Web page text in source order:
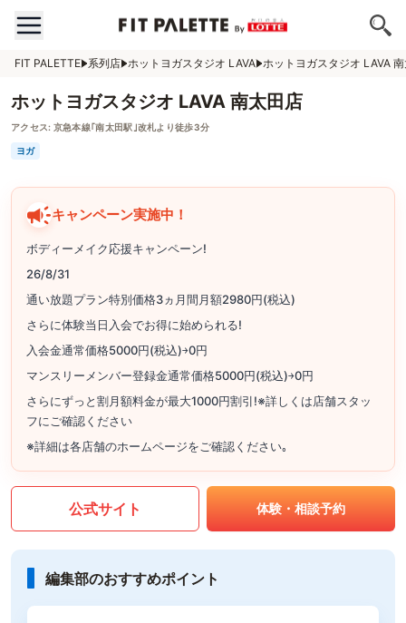
FIT PALETTE 系列店 ホットヨガスタジオ LAVA ホットヨガスタジオ LAVA
ホットヨガスタジオ LAVA 南太田店
アクセス: 京急本線｢南太田駅｣改札より徒歩3分
ヨガ
キャンペーン実施中！
ボディーメイク応援キャンペーン!
26/8/31
通い放題プラン特別価格3ヵ月間月額2980円(税込)
さらに体験当日入会でお得に始められる!
入会金通常価格5000円(税込)￫0円
マンスリーメンバー登録金通常価格5000円(税込)￫0円
さらにずっと割月額料金が最大1000円割引!※詳しくは店舗スタッ
フにご確認ください
※詳細は各店舗のホームページをご確認ください｡
公式サイト 体験・相談予約
編集部のおすすめポイント